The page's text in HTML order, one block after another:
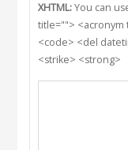
XHTML:You can
title="">
<code> <del
<strike> <strong>